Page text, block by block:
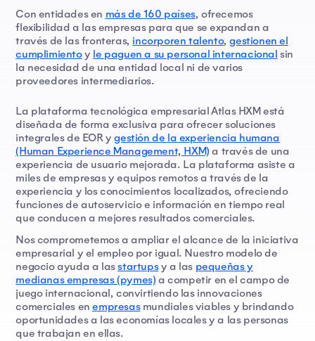
Con entidades en más de 160 países, ofrecemos
flexibilidad a las empresas para que se expandan a
través de las fronteras, incorporen talento,gestionen el
cumplimientoy le paguen a su personal internacional sin
la necesidad de una entidad local ni de varios
proveedores intermediarios.
La plataforma tecnológica empresarial Atlas HXM está
diseñada de forma exclusiva para ofrecer soluciones
integrales de EOR ygestión de la experiencia humana
(Human Experience Management, HXM)a través de una
experiencia de usuario mejorada. La plataforma asiste a
miles de empresas y equipos remotos a través de la
experiencia y los conocimientos localizados, ofreciendo
funciones de autoservicio e información en tiempo real
que conducen a mejores resultados comerciales.
Nos comprometemos a ampliar el alcance de la iniciativa
empresarial y el empleo por igual. Nuestro modelo de
negocio ayuda a lasstartupsy a las pequeñas y
medianas empresas (pymes)a competir en el campo de
juego internacional, convirtiendo las innovaciones
comerciales enempresasmundiales viables y brindando
oportunidades a las economías locales y a las personas
que trabajan en ellas.